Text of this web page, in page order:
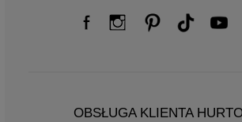
OBSŁUGA KLIENTA